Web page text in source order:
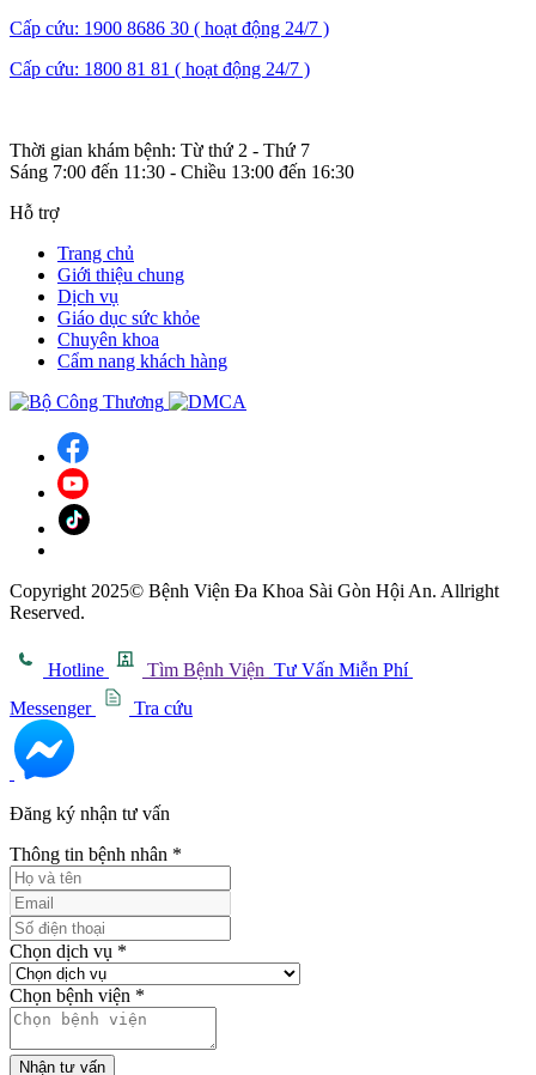
Cấp cứu: 1900 8686 30 ( hoạt động 24/7 )
Cấp cứu: 1800 81 81 ( hoạt động 24/7 )
Thời gian khám bệnh: Từ thứ 2 - Thứ 7
Sáng 7:00 đến 11:30 - Chiều 13:00 đến 16:30
Hỗ trợ
Trang chủ
Giới thiệu chung
Dịch vụ
Giáo dục sức khỏe
Chuyên khoa
Cẩm nang khách hàng
Copyright 2025© Bệnh Viện Đa Khoa Sài Gòn Hội An. Allright
Reserved.
Hotline Tìm Bệnh Viện Tư Vấn Miễn Phí
Messenger
Tra cứu
Đăng ký nhận tư vấn
Thông tin bệnh nhân *
Chọn dịch vụ *
Chọn bệnh viện *
Nhận tư vấn